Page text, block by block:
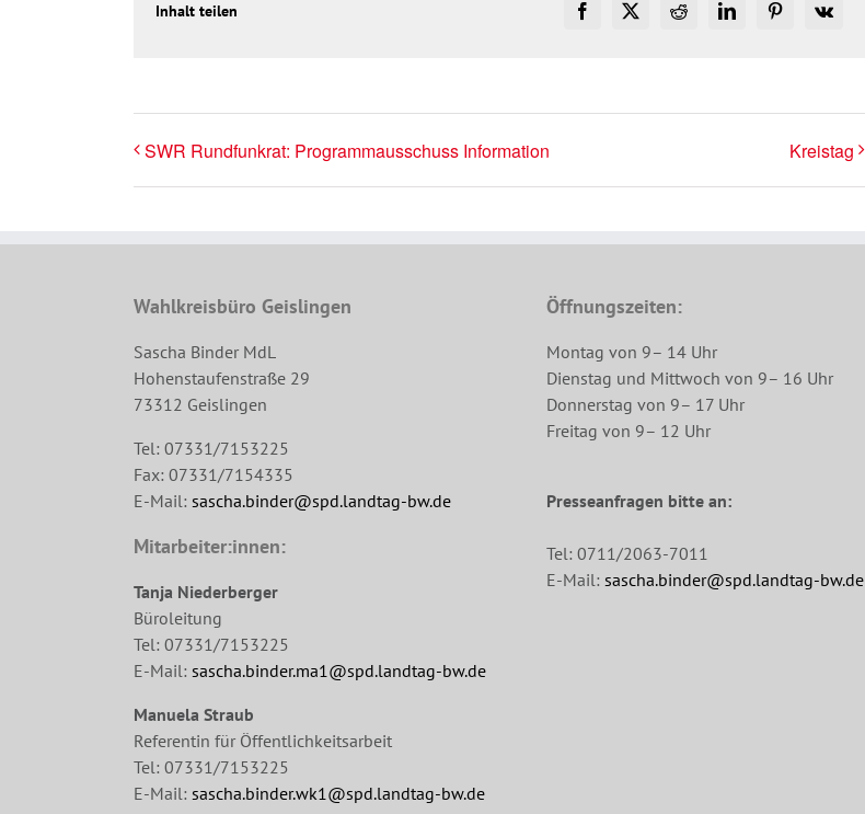
Inhalt teilen Facebook
X RedditLinkedInPinterest
Vk
SWR Rundfunkrat: Programmausschuss Information Kreistag
Wahlkreisbüro Geislingen
Sascha Binder MdL
Hohenstaufenstraße 29
73312 Geislingen
Tel: 07331/7153225
Fax: 07331/7154335
E-Mail: sascha.binder@spd.landtag-bw.de
Mitarbeiter:innen:
Tanja Niederberger
Büroleitung
Tel: 07331/7153225
E-Mail: sascha.binder.ma1@spd.landtag-bw.de
Manuela Straub
Referentin für Öffentlichkeitsarbeit
Tel: 07331/7153225
E-Mail: sascha.binder.wk1@spd.landtag-bw.de
Öffnungszeiten:
Montag von 9– 14 Uhr
Dienstag und Mittwoch von 9– 16 Uhr
Donnerstag von 9– 17 Uhr
Freitag von 9– 12 Uhr
Presseanfragen bitte an:
Tel: 0711/2063-7011
E-Mail: sascha.binder@spd.landtag-bw.de